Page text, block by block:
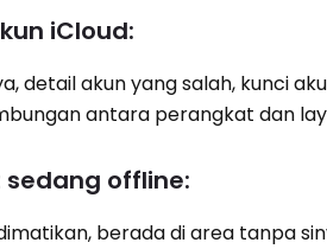
iCloud:
detail akun yang salah, kunci
antara perangkat dan
offline:
berada di area tanpa